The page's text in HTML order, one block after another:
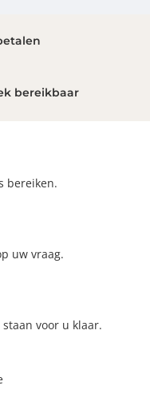
bereikbaar
bereiken.
uw vraag.
voor u klaar.